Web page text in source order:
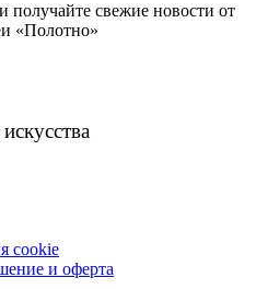
свежие новости от
«Полотно»
cookie
и оферта